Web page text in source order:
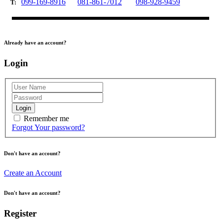
T: 099-169-8916 081-861-7012 098-928-9459
Already have an account?
Login
Login
Remember me
Forgot Your password?
Don't have an account?
Create an Account
Don't have an account?
Register